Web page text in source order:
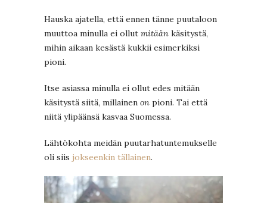
Hauska ajatella, että ennen tänne puutaloon
muuttoa minulla ei ollut mitään käsitystä,
mihin aikaan kesästä kukkii esimerkiksi
pioni.
Itse asiassa minulla ei ollut edes mitään
käsitystä siitä, millainen on pioni. Tai että
niitä ylipäänsä kasvaa Suomessa.
Lähtökohta meidän puutarhatuntemukselle
oli siis jokseenkin tällainen.